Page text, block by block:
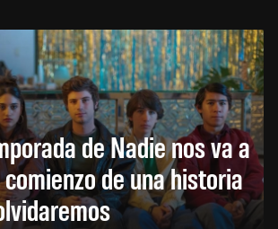
de Nadie nos va a
de una historia